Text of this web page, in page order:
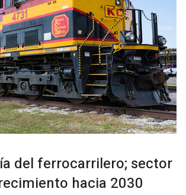
del ferrocarrilero; sector
hacia 2030